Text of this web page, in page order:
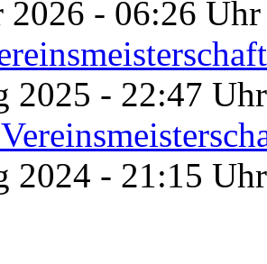
2026 - 06:26
2025 - 22:47
2024 - 21:15